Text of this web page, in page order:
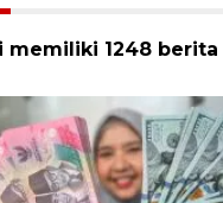
memiliki 1248